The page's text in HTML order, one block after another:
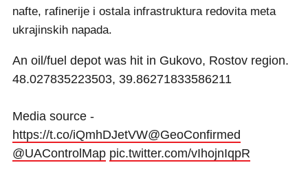
nafte, rafinerije i ostala infrastruktura redovita meta
ukrajinskih napada.
An oil/fuel depot was hit in Gukovo, Rostov region.
48.027835223503, 39.86271833586211
Media source -
https://t.co/iQmhDJetVW@GeoConfirmed
@UAControlMap pic.twitter.com/vIhojnIqpR